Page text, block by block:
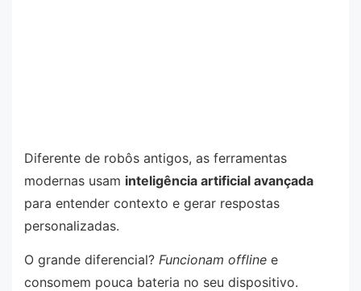
Diferente de robôs antigos, as ferramentas
modernas usam inteligência artificial avançada
para entender contexto e gerar respostas
personalizadas.
O grande diferencial? Funcionam offline e
consomem pouca bateria no seu dispositivo.